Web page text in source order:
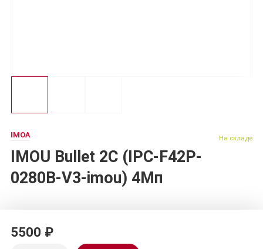
IMOA
IMOU Bullet 2C (IPC-F42P-
0280B-V3-imou) 4Мп
На складе
5500 ₽